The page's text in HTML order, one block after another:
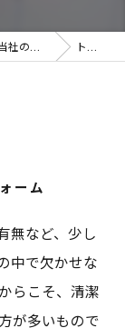
社の特徴 トイレ
ーム
無など、少し
中で欠かせな
らこそ、清潔
が多いもので